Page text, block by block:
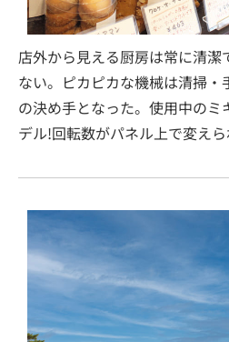
店外から見える厨房は常に清潔
ない。ピカピカな機械は清掃
の決め手となった。使用中のミ
デル!回転数がパネル上で変えら